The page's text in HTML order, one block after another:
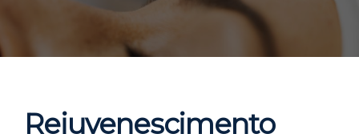
Rejuvenescimento